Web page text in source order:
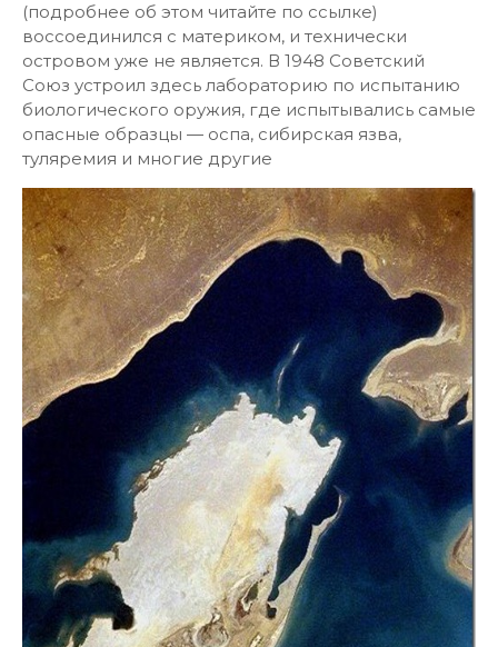
(подробнее об этом читайте по ссылке)
воссоединился с материком, и технически
островом уже не является. В 1948 Советский
Союз устроил здесь лабораторию по испытанию
биологического оружия, где испытывались самые
опасные образцы — оспа, сибирская язва,
туляремия и многие другие